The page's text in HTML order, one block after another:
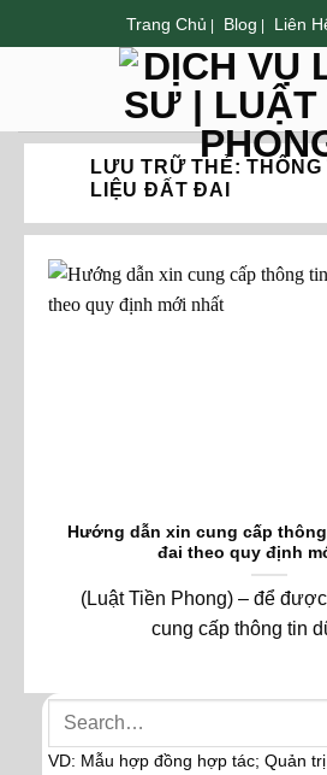
đến
Trang Chủ | Blog | Liên
LƯU TRỮ THẺ:
LIỆU ĐẤT ĐAI
Hướng dẫn xin cung cấp
đai theo quy định
(Luật Tiền Phong) – để
cung cấp thông tin
VD: Mẫu hợp đồng hợp tác; Quản